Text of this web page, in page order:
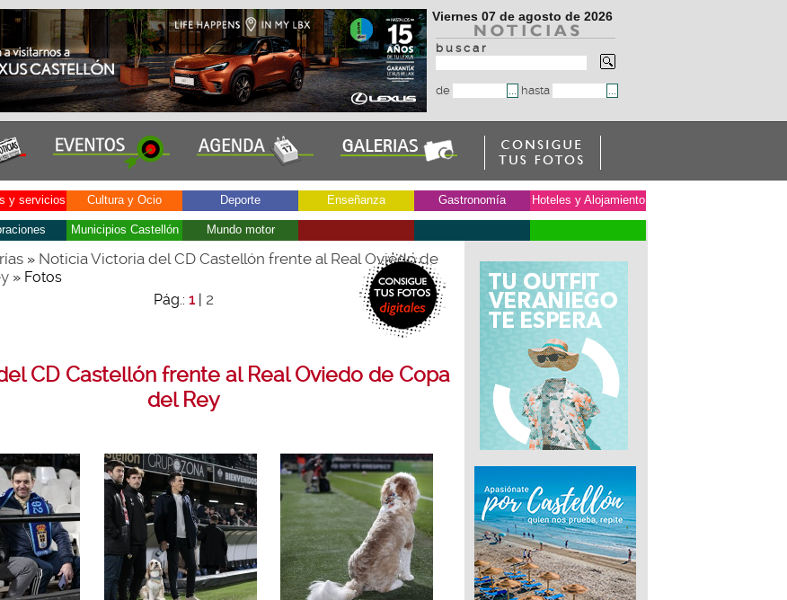
Viernes 07 de agosto de 2026
b u s c a r
de hasta
y servicios Cultura y Ocio Deporte Enseñanza Gastronomía Hoteles y Alojamiento
Municipios Castellón Mundo motor
» Noticia Victoria del CD Castellón frente al Real Oviedo de
» Fotos
Pág.: 1| 2
CD Castellón frente al Real Oviedo de Copa
del Rey